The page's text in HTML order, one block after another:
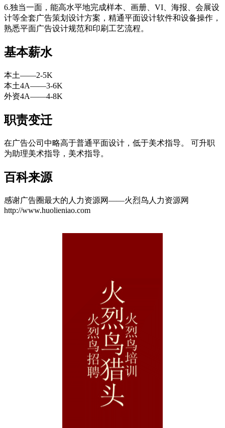
6.独当一面，能高水平地完成样本、画册、VI、海报、会展设
计等全套广告策划设计方案，精通平面设计软件和设备操作，
熟悉平面广告设计规范和印刷工艺流程。
基本薪水
本土——2-5K
本土4A——3-6K
外资4A——4-8K
职责变迁
在广告公司中略高于普通平面设计，低于美术指导。 可升职
为助理美术指导，美术指导。
百科来源
感谢广告圈最大的人力资源网——火烈鸟人力资源网
http://www.huolieniao.com